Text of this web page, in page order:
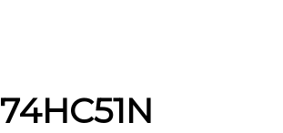
74HC51N